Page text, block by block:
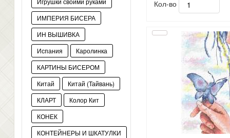
ИМПЕРИЯ БИСЕРА
ИН ВЫШИВКА
Испания
Каролинка
КАРТИНЫ БИСЕРОМ
Китай
Китай (Тайвань)
КЛАРТ
Колор Кит
КОНЕК
КОНТЕЙНЕРЫ И ШКАТУЛКИ
Кол-во